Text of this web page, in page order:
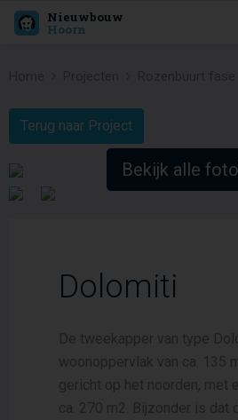
Nieuwbouw
Hoorn
Terug naar Project
Bekijk alle
Dolomiti
De tweekapper van type
woonoppervlak van ca. 135
gericht op het noorden, met
ca. 270 m2. Bijzonder is dat